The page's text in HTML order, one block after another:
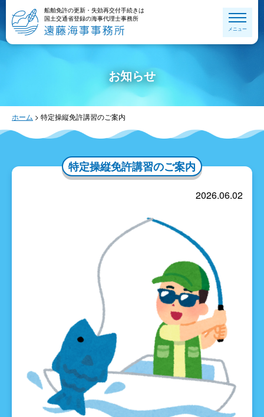
船舶免許の更新・失効再交付手続きは
国土交通省登録の海事代理士事務所
メニュー
お知らせ
ホーム > 特定操縦免許講習のご案内
特定操縦免許講習のご案内
2026.06.02